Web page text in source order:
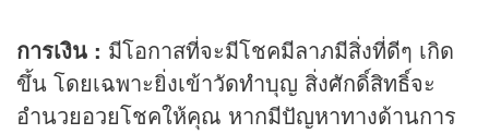
การเงิน : มีโอกาสที่จะมีโชคมีลาภมีสิ่งที่ดีๆ เกิด
ขึ้น โดยเฉพาะยิ่งเข้าวัดทำบุญ สิ่งศักดิ์สิทธิ์จะ
อำนวยอวยโชคให้คุณ หากมีปัญหาทางด้านการ